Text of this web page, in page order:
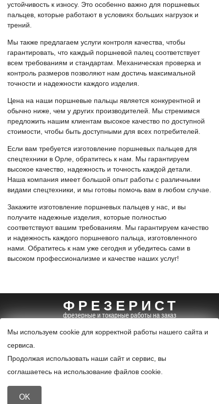
устойчивость к износу. Это особенно важно для поршневых
пальцев, которые работают в условиях больших нагрузок и
трений.
Мы также предлагаем услуги контроля качества, чтобы
гарантировать, что каждый поршневой палец соответствует
всем требованиям и стандартам. Механическая проверка и
контроль размеров позволяют нам достичь максимальной
точности и надежности каждого изделия.
Цена на наши поршневые пальцы является конкурентной и
обычно ниже, чем у других производителей. Мы стремимся
предложить нашим клиентам высокое качество по доступной
стоимости, чтобы быть доступными для всех потребителей.
Если вам требуется изготовление поршневых пальцев для
спецтехники в Орле, обратитесь к нам. Мы гарантируем
высокое качество, надежность и точность каждой детали.
Наша компания имеет большой опыт работы с различными
видами спецтехники, и мы готовы помочь вам в любом случае.
Закажите изготовление поршневых пальцев у нас, и вы
получите надежные изделия, которые полностью
соответствуют вашим требованиям. Мы гарантируем качество
и надежность каждого поршневого пальца, изготовленного
нами. Обратитесь к нам уже сегодня и убедитесь сами в
высоком профессионализме и качестве наших услуг!
ФРЕЗЕРИСТ
фрезерные и токарные работы на заказ
© 2024. Все права защищены.
Политика конфиденциальности и обработки персональных
данных
Мы используем cookie для корректной работы нашего сайта и
сервиса.
Продолжая использовать наши сайт и сервис, вы
соглашаетесь на использование файлов cookie.
OK